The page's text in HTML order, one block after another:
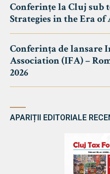
Conferințe la Cluj sub
Strategies in the Era
Conferința de lansare
Association (IFA) –
2026
APARIȚII EDITORIALE